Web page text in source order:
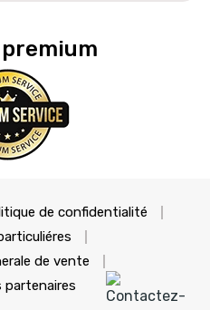
de confidentialité
de vente
partenaires